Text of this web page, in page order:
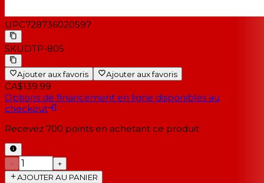
UPC728736020597
SKUDTP-805
Ajouter aux favoris Ajouter aux favoris
CA$139.99
Options de financement en ligne disponibles au
checkout
Recevez 700 points en achetant ce produit
−
+
AJOUTER AU PANIER